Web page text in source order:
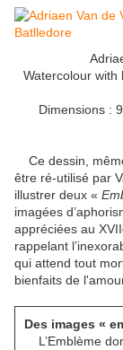
Watercolour with
Dimensions :
Ce dessin,
être ré-utilisé par
illustrer deux «
imagées
appréciées au
rappelant
qui attend tout
bienfaits de
Des images «
L’Emblème